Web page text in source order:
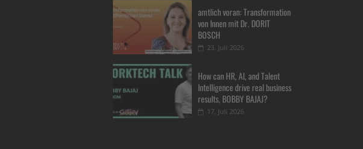
amtlich voran: Transformation
von Innen mit Dr. DORIT
BOSCH
23. Juli 2026
How can HR, AI, and Talent
Intelligence drive real business
results, BOBBY BAJAJ?
17. Juli 2026